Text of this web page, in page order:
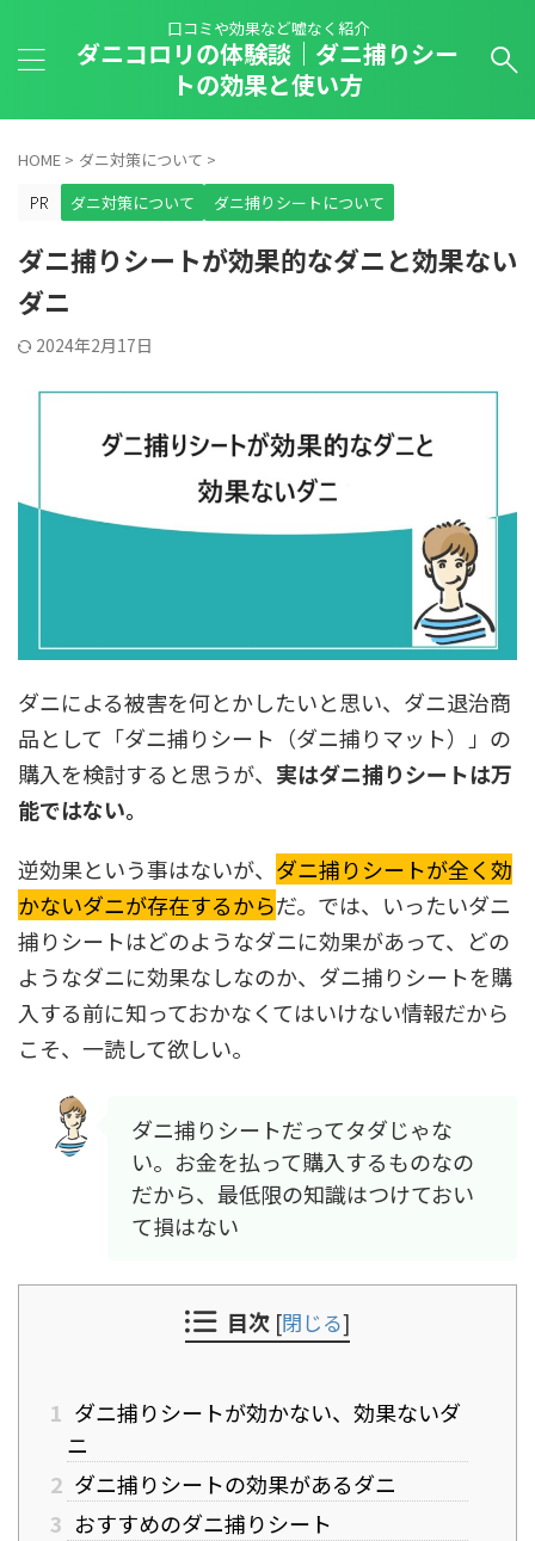
口コミや効果など嘘なく紹介
ダニコロリの体験談｜ダニ捕りシー
トの効果と使い方
HOME > ダニ対策について >
ダニ対策について
ダニ捕りシートについて
ダニ捕りシートが効果的なダニと効果ない
ダニ
2024年2月17日
ダニによる被害を何とかしたいと思い、ダニ退治商
品として「ダニ捕りシート（ダニ捕りマット）」の
購入を検討すると思うが、 実はダニ捕りシートは万
能ではない。
逆効果という事はないが、 ダニ捕りシートが全く効
かないダニが存在するからだ。では、いったいダニ
捕りシートはどのようなダニに効果があって、どの
ようなダニに効果なしなのか、ダニ捕りシートを購
入する前に知っておかなくてはいけない情報だから
こそ、一読して欲しい。
ダニ捕りシートだってタダじゃな
い。お金を払って購入するものなの
だから、最低限の知識はつけておい
て損はない
目次 [閉じる]
1 ダニ捕りシートが効かない、効果ないダ
ニ
2 ダニ捕りシートの効果があるダニ
3 おすすめのダニ捕りシート